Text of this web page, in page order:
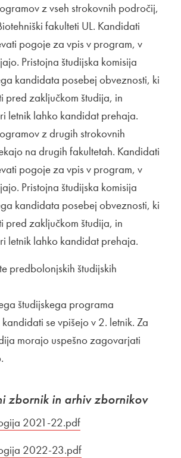
z vseh strokovnih področij,
fakulteti UL. Kandidati
pogoje za vpis v program, v
Pristojna študijska komisija
kandidata posebej obveznosti, ki
pred zaključkom študija, in
letnik lahko kandidat prehaja.
z drugih strokovnih
na drugih fakultetah. Kandidati
pogoje za vpis v program, v
Pristojna študijska komisija
kandidata posebej obveznosti, ki
pred zaključkom študija, in
letnik lahko kandidat prehaja.
predbolonjskih študijskih
študijskega programa
se vpišejo v 2. letnik. Za
morajo uspešno zagovarjati
zbornik in arhiv zbornikov
2021-22.pdf
2022-23.pdf